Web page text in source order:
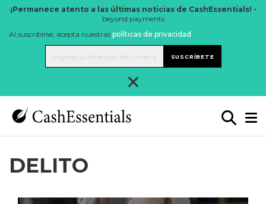
¡Permanece atento a las últimas noticias de CashEssentials! -
beyond payments
Al suscribirse, acepta nuestras políticas de privacidad .
SUSCRÍBETE
×
DELITO